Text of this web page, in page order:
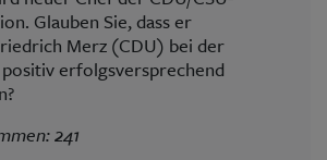
Glauben Sie, dass er
Merz (CDU) bei der
erfolgsversprechend
241